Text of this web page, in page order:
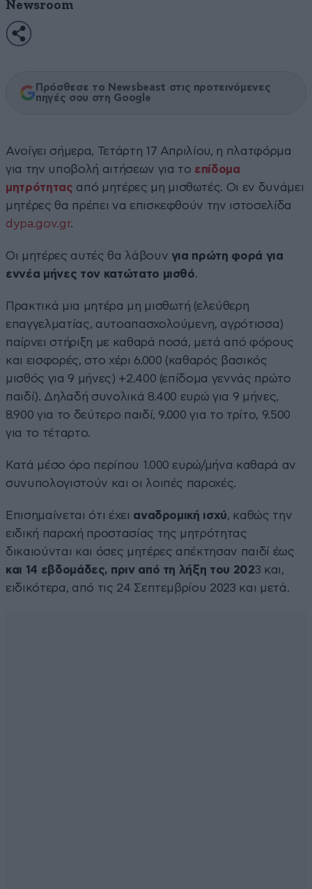
Newsroom
Πρόσθεσε το Newsbeast στις προτεινόμενες
πηγές σου στη Google
Ανοίγει σήμερα, Τετάρτη 17 Απριλίου, η πλατφόρμα
για την υποβολή αιτήσεων για το επίδομα
μητρότητας από μητέρες μη μισθωτές. Οι εν δυνάμει
μητέρες θα πρέπει να επισκεφθούν την ιστοσελίδα
dypa.gov.gr.
Οι μητέρες αυτές θα λάβουν για πρώτη φορά για
εννέα μήνες τον κατώτατο μισθό.
Πρακτικά μια μητέρα μη μισθωτή (ελεύθερη
επαγγελματίας, αυτοαπασχολούμενη, αγρότισσα)
παίρνει στήριξη με καθαρά ποσά, μετά από φόρους
και εισφορές, στο χέρι 6.000 (καθαρός βασικός
μισθός για 9 μήνες) +2.400 (επίδομα γεννάς πρώτο
παιδί). Δηλαδή συνολικά 8.400 ευρώ για 9 μήνες,
8.900 για το δεύτερο παιδί, 9.000 για το τρίτο, 9.500
για το τέταρτο.
Κατά μέσο όρο περίπου 1.000 ευρώ/μήνα καθαρά αν
συνυπολογιστούν και οι λοιπές παροχές.
Επισημαίνεται ότι έχει αναδρομική ισχύ, καθώς την
ειδική παροχή προστασίας της μητρότητας
δικαιούνται και όσες μητέρες απέκτησαν παιδί έως
και 14 εβδομάδες, πριν από τη λήξη του 2023 και,
ειδικότερα, από τις 24 Σεπτεμβρίου 2023 και μετά.